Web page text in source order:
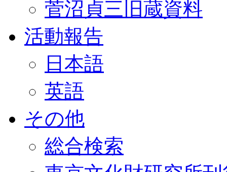
菅沼貞三旧蔵資料
活動報告
日本語
英語
その他
総合検索